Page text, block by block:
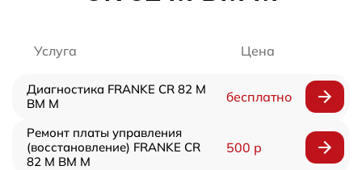
Услуга Цена
Диагностика FRANKE CR 82 M
BM M
бесплатно
Ремонт платы управления
(восстановление) FRANKE CR
82 M BM M
500 р